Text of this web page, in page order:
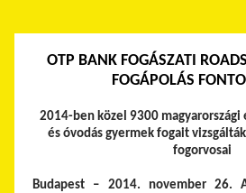
OTP BANK FOGÁSZATI
FOGÁPOLÁS
2014-ben közel 9300 magyarországi
és óvodás gyermek fogait
fogorvosai
Budapest – 2014. november 26.